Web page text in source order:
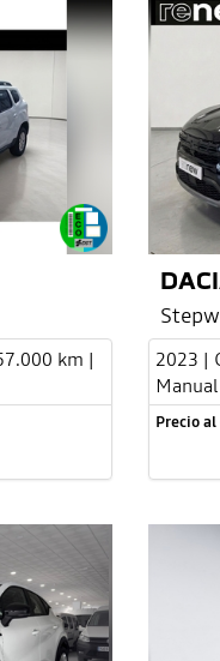
km |
2023 |
Manual
Precio